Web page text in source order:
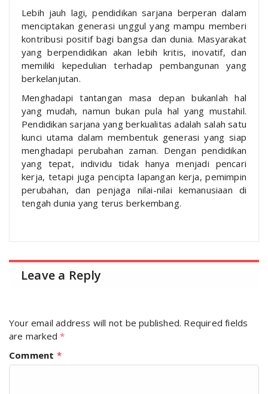
Lebih jauh lagi, pendidikan sarjana berperan dalam
menciptakan generasi unggul yang mampu memberi
kontribusi positif bagi bangsa dan dunia. Masyarakat
yang berpendidikan akan lebih kritis, inovatif, dan
memiliki kepedulian terhadap pembangunan yang
berkelanjutan.
Menghadapi tantangan masa depan bukanlah hal
yang mudah, namun bukan pula hal yang mustahil.
Pendidikan sarjana yang berkualitas adalah salah satu
kunci utama dalam membentuk generasi yang siap
menghadapi perubahan zaman. Dengan pendidikan
yang tepat, individu tidak hanya menjadi pencari
kerja, tetapi juga pencipta lapangan kerja, pemimpin
perubahan, dan penjaga nilai-nilai kemanusiaan di
tengah dunia yang terus berkembang.
Leave a Reply
Your email address will not be published. Required fields
are marked*
Comment *